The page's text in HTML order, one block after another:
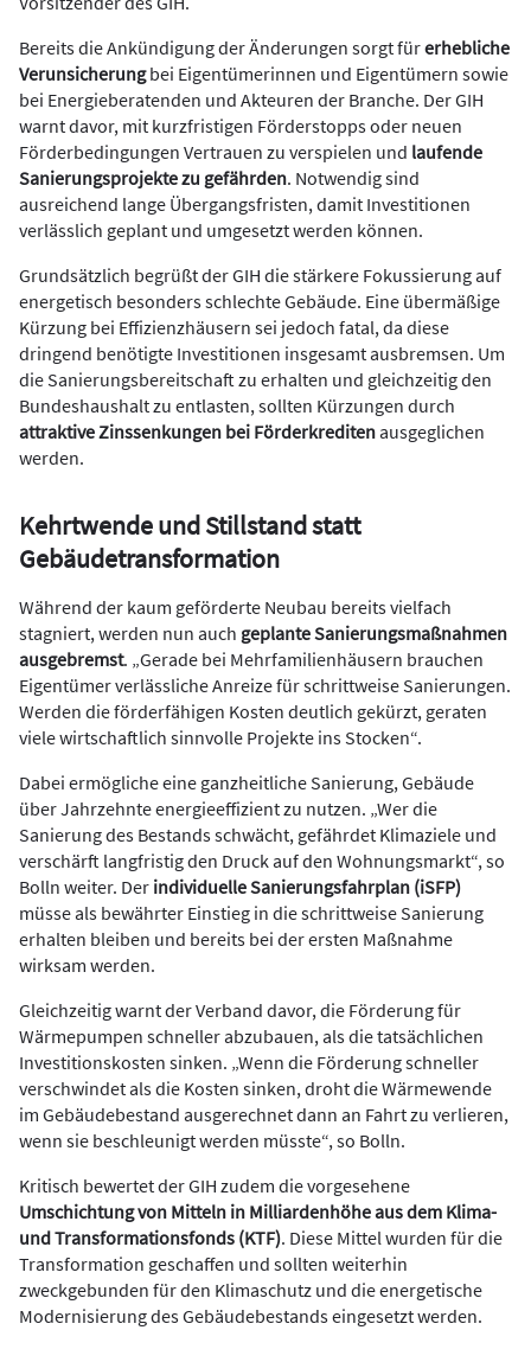
Bereits die Ankündigung der Änderungen sorgt fürerhebliche
Verunsicherungbei Eigentümerinnen und Eigentümern sowie
bei Energieberatenden und Akteuren der Branche. Der GIH
warnt davor, mit kurzfristigen Förderstopps oder neuen
Förderbedingungen Vertrauen zu verspielen und laufende
Sanierungsprojekte zu gefährden. Notwendig sind
ausreichend lange Übergangsfristen, damit Investitionen
verlässlich geplant und umgesetzt werden können.
Grundsätzlich begrüßt der GIH die stärkere Fokussierung auf
energetisch besonders schlechte Gebäude. Eine übermäßige
Kürzung bei Effizienzhäusern sei jedoch fatal, da diese
dringend benötigte Investitionen insgesamt ausbremsen. Um
die Sanierungsbereitschaft zu erhalten und gleichzeitig den
Bundeshaushalt zu entlasten, sollten Kürzungen durch
attraktive Zinssenkungen bei Förderkreditenausgeglichen
werden.
Kehrtwende und Stillstand statt
Gebäudetransformation
Während der kaum geförderte Neubau bereits vielfach
stagniert, werden nun auch geplante Sanierungsmaßnahmen
ausgebremst. „Gerade bei Mehrfamilienhäusern brauchen
Eigentümer verlässliche Anreize für schrittweise Sanierungen.
Werden die förderfähigen Kosten deutlich gekürzt, geraten
viele wirtschaftlich sinnvolle Projekte ins Stocken“.
Dabei ermögliche eine ganzheitliche Sanierung, Gebäude
über Jahrzehnte energieeffizient zu nutzen. „Wer die
Sanierung des Bestands schwächt, gefährdet Klimaziele und
verschärft langfristig den Druck auf den Wohnungsmarkt“, so
Bolln weiter. Der individuelle Sanierungsfahrplan (iSFP)
müsse als bewährter Einstieg in die schrittweise Sanierung
erhalten bleiben und bereits bei der ersten Maßnahme
wirksam werden.
Gleichzeitig warnt der Verband davor, die Förderung für
Wärmepumpen schneller abzubauen, als die tatsächlichen
Investitionskosten sinken. „Wenn die Förderung schneller
verschwindet als die Kosten sinken, droht die Wärmewende
im Gebäudebestand ausgerechnet dann an Fahrt zu verlieren,
wenn sie beschleunigt werden müsste“, so Bolln.
Kritisch bewertet der GIH zudem die vorgesehene
Umschichtung von Mitteln in Milliardenhöhe aus dem Klima-
und Transformationsfonds (KTF). Diese Mittel wurden für die
Transformation geschaffen und sollten weiterhin
zweckgebunden für den Klimaschutz und die energetische
Modernisierung des Gebäudebestands eingesetzt werden.